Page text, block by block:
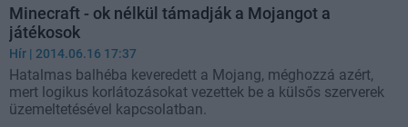
Minecraft - ok nélkül támadják a Mojangot a
játékosok
Hír | 2014.06.16 17:37
Hatalmas balhéba keveredett a Mojang, méghozzá azért,
mert logikus korlátozásokat vezettek be a külsős szerverek
üzemeltetésével kapcsolatban.